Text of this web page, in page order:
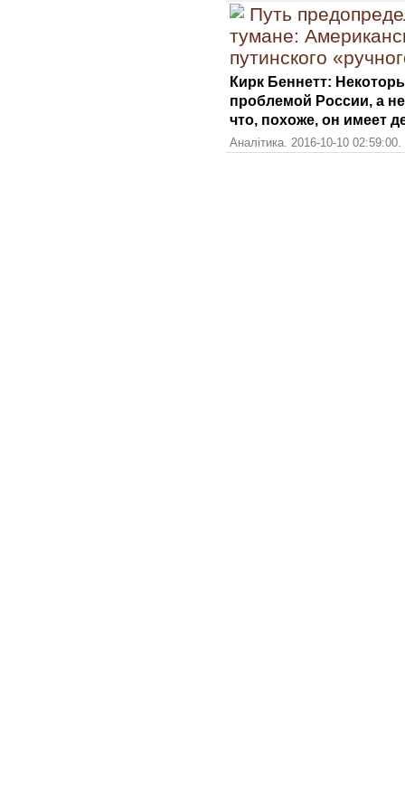
Путь
тумане:
путинского
Кирк Беннетт:
проблемой России, а
что, похоже, он имеет
Аналітика. 2016-10-10